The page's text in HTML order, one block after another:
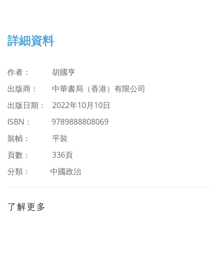
詳細資料
作者： 胡國亨
出版商： 中華書局（香港）有限公司
出版日期： 2022年10月10日
ISBN ：
9789888808069
裝幀： 平裝
頁數： 336頁
分類：
中國政治
了解更多